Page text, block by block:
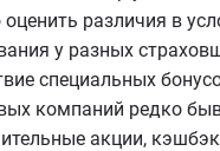
различия в
у разных
специальных
компаний редко
акции,